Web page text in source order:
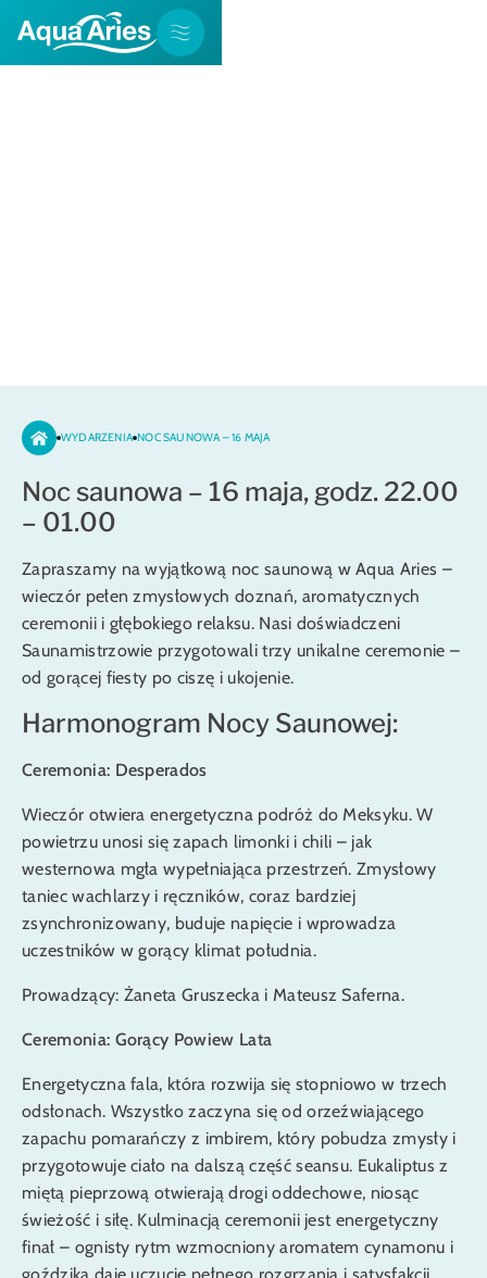
WYDARZENIA NOC SAUNOWA – 16 MAJA
Noc saunowa – 16 maja, godz. 22.00
– 01.00
Zapraszamy na wyjątkową noc saunową w Aqua Aries –
wieczór pełen zmysłowych doznań, aromatycznych
ceremonii i głębokiego relaksu. Nasi doświadczeni
Saunamistrzowie przygotowali trzy unikalne ceremonie –
od gorącej fiesty po ciszę i ukojenie.
Harmonogram Nocy Saunowej:
Ceremonia: Desperados
Wieczór otwiera energetyczna podróż do Meksyku. W
powietrzu unosi się zapach limonki i chili – jak
westernowa mgła wypełniająca przestrzeń. Zmysłowy
taniec wachlarzy i ręczników, coraz bardziej
zsynchronizowany, buduje napięcie i wprowadza
uczestników w gorący klimat południa.
Prowadzący: Żaneta Gruszecka i Mateusz Saferna.
Ceremonia: Gorący Powiew Lata
Energetyczna fala, która rozwija się stopniowo w trzech
odsłonach. Wszystko zaczyna się od orzeźwiającego
zapachu pomarańczy z imbirem, który pobudza zmysły i
przygotowuje ciało na dalszą część seansu. Eukaliptus z
miętą pieprzową otwierają drogi oddechowe, niosąc
świeżość i siłę. Kulminacją ceremonii jest energetyczny
finał – ognisty rytm wzmocniony aromatem cynamonu i